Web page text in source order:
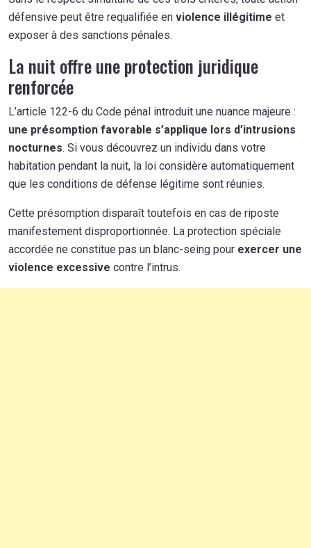
défensive peut être requalifiée en violence illégitime et
exposer à des sanctions pénales.
La nuit offre une protection juridique
renforcée
L’article 122-6 du Code pénal introduit une nuance majeure :
une présomption favorable s’applique lors d’intrusions
nocturnes. Si vous découvrez un individu dans votre
habitation pendant la nuit, la loi considère automatiquement
que les conditions de défense légitime sont réunies.
Cette présomption disparaît toutefois en cas de riposte
manifestement disproportionnée. La protection spéciale
accordée ne constitue pas un blanc-seing pour exercer une
violence excessive contre l’intrus.